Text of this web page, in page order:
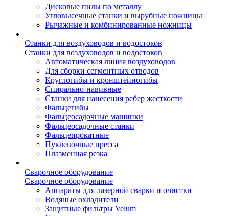
Дисковые пилы по металлу
Угловысечные станки и вырубные ножницы
Рычажные и комбинированные ножницы
Станки для воздуховодов и водостоков
Станки для воздуховодов и водостоков
Автоматическая линия воздуховодов
Для сборки сегментных отводов
Круглогибы и кронштейногибы
Спирально-навивные
Станки для нанесения ребер жесткости
Фальцегибы
Фальцеосадочные машинки
Фальцеосадочные станки
Фальцепрокатные
Пуклевочные пресса
Плазменная резка
Сварочное оборудование
Сварочное оборудование
Аппараты для лазерной сварки и очистки
Водяные охладители
Защитные фильтры Velum